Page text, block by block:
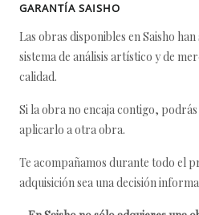
GARANTÍA SAISHO
Las obras disponibles en Saisho
sistema de análisis artístico y de
calidad.
Si la obra no encaja contigo,
aplicarlo a otra obra.
Te acompañamos durante todo el
adquisición sea una decisión